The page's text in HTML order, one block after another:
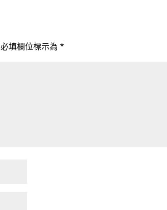
必填欄位標示為*